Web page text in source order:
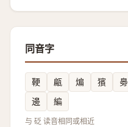
同音字
鞕 甂 煸 獱 臱
邊
編
与 砭 读音相同或相近